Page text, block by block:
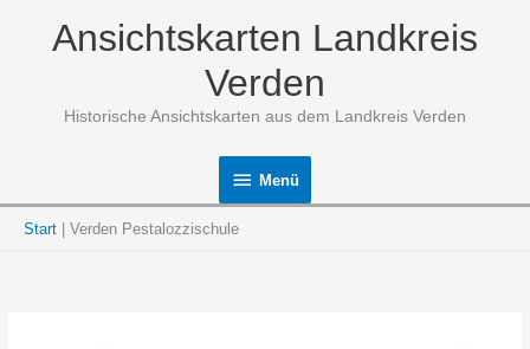
Ansichtskarten Landkreis
Verden
Historische Ansichtskarten aus dem Landkreis Verden
Menü
Menü
Start Verden Pestalozzischule